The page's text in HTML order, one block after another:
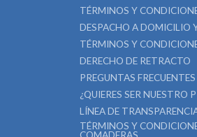
TÉRMINOS Y
DESPACHO A DOMICILIO
TÉRMINOS Y
DERECHO DE RETRACTO
PREGUNTAS FRECUENTES
¿QUIERES SER NUESTRO
LÍNEA DE
TÉRMINOS Y
COMADERAS